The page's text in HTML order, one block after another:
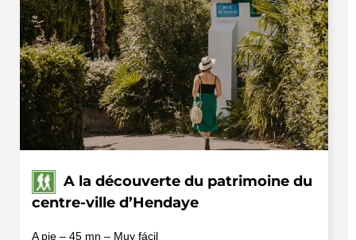
A la découverte du patrimoine du
centre-ville d’Hendaye
A pie – 45 mn – Muy fácil